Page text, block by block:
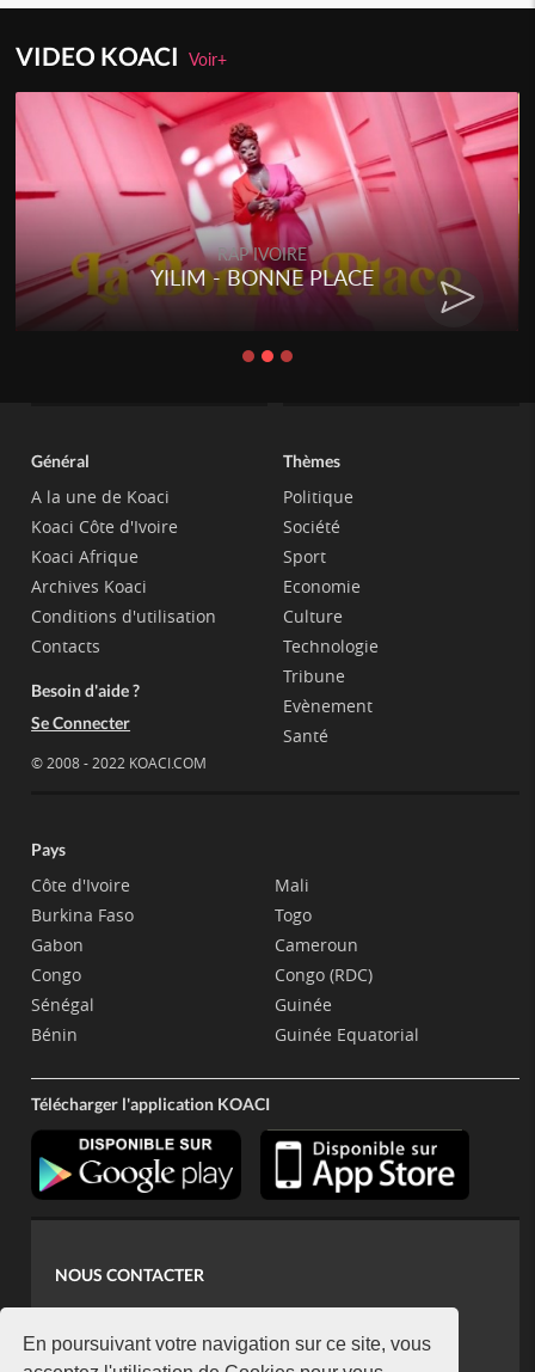
En poursuivant votre navigation sur ce site, vous
VIDEO KOACIVoir+
RAP IVOIRE
YILIM - BONNE PLACE
Général
A la une de Koaci
Koaci Côte d'Ivoire
Koaci Afrique
Archives Koaci
Conditions d'utilisation
Contacts
Besoin d'aide ?
Se Connecter
© 2008 - 2022 KOACI.COM
Thèmes
Politique
Société
Sport
Economie
Culture
Technologie
Tribune
Evènement
Santé
Pays
Côte d'Ivoire
Burkina Faso
Gabon
Congo
Sénégal
Bénin
Mali
Togo
Cameroun
Congo (RDC)
Guinée
Guinée Equatorial
Télécharger l'application KOACI
NOUS CONTACTER
koaci@yahoo.fr